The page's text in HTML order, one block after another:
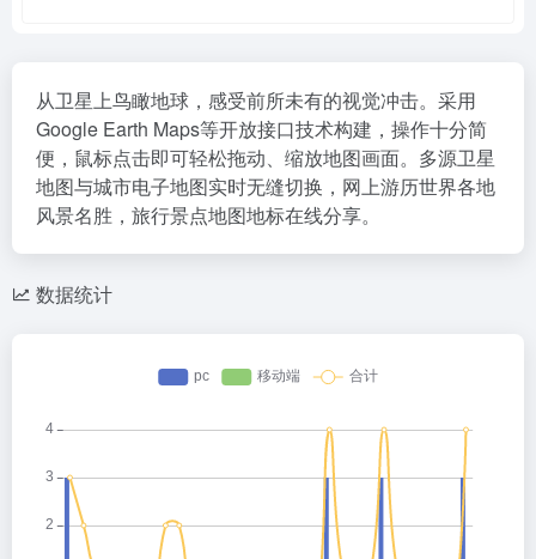
从卫星上鸟瞰地球，感受前所未有的视觉冲击。采用
Google Earth Maps等开放接口技术构建，操作十分简
便，鼠标点击即可轻松拖动、缩放地图画面。多源卫星
地图与城市电子地图实时无缝切换，网上游历世界各地
风景名胜，旅行景点地图地标在线分享。
数据统计